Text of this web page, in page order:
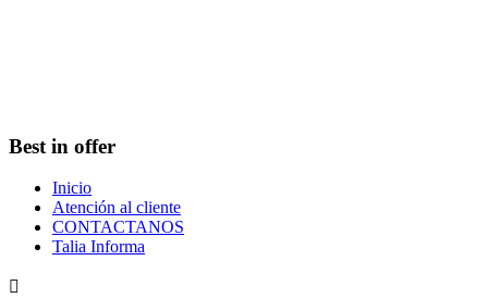
Best in offer
Inicio
Atención al cliente
CONTACTANOS
Talia Informa
